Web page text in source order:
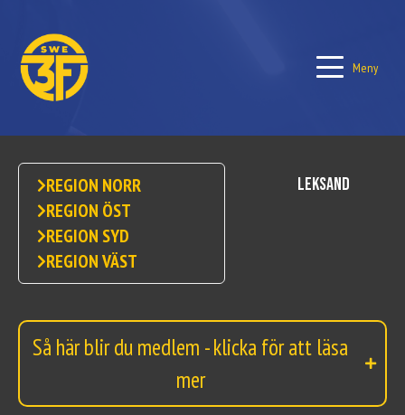
Meny
REGION NORR
REGION ÖST
REGION SYD
REGION VÄST
Leksand
Så här blir du medlem - klicka för att läsa
mer